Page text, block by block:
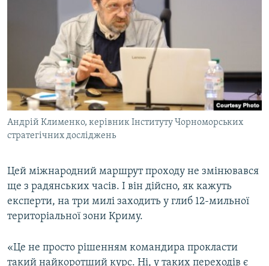
Андрій Клименко, керівник Інституту Чорноморських
стратегічних досліджень
Цей міжнародний маршрут проходу не змінювався
ще з радянських часів. І він дійсно, як кажуть
експерти, на три милі заходить у глиб 12-мильної
територіальної зони Криму.
«Це не просто рішенням командира прокласти
такий найкоротший курс. Ні, у таких переходів є